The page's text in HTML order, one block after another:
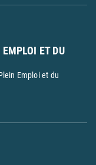
ET DU
Emploi et du